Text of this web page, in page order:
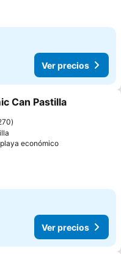
Ver precios
a favoritos
Can Pastilla
económicoVer precios
Ver precios